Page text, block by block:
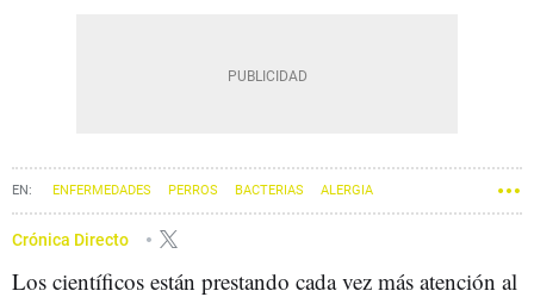
ENFERMEDADES PERROS BACTERIAS ALERGIA
Crónica Directo
Los científicos están prestando cada vez más atención al